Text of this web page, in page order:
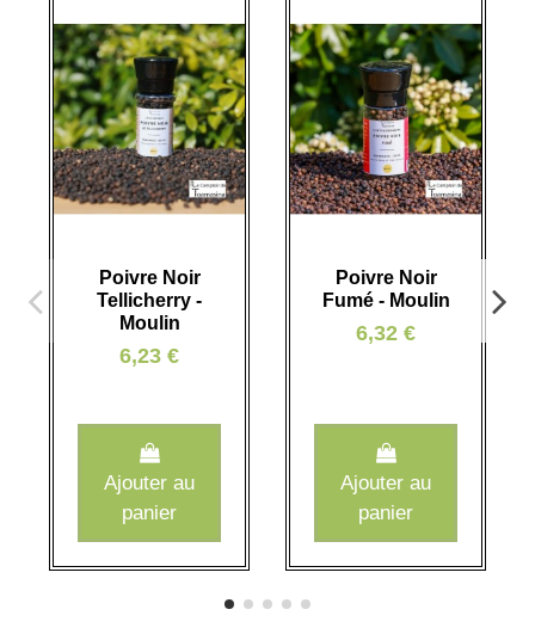
Poivre Noir
Tellicherry -
Moulin
6,23 €
Ajouter au
panier
Poivre Noir
Fumé - Moulin
6,32 €
Ajouter au
panier